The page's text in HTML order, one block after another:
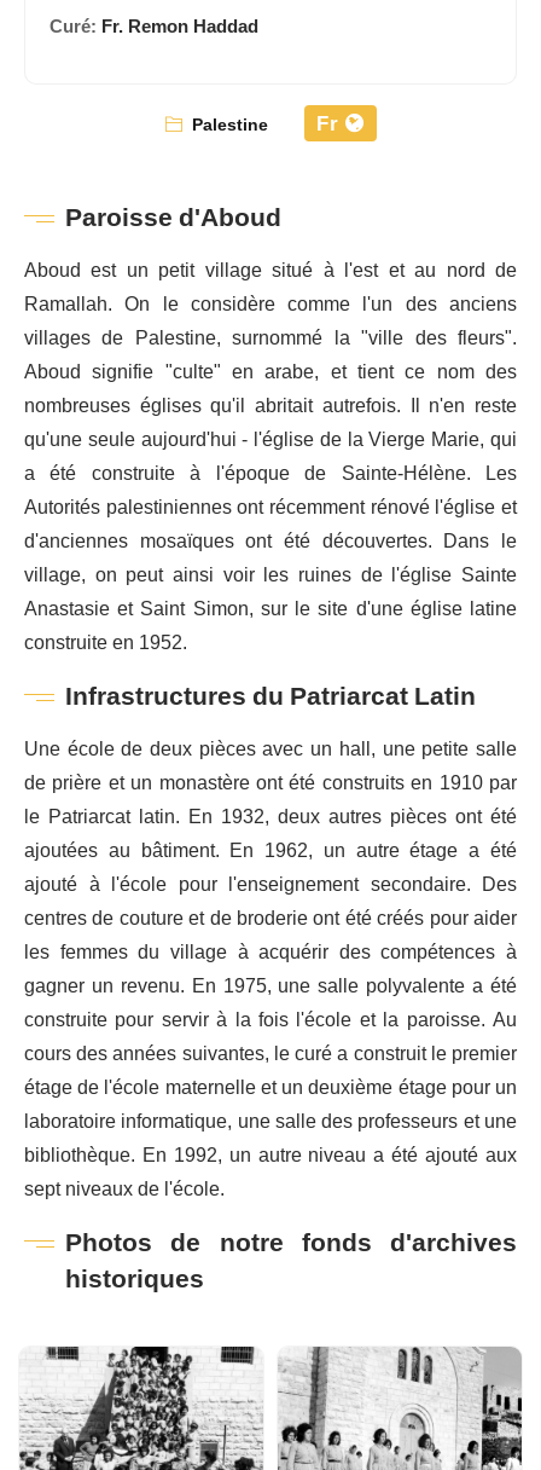
Palestine Fr
Paroisse d'Aboud
Aboud est un petit village situé à l'est et au nord de
Ramallah. On le considère comme l'un des anciens
villages de Palestine, surnommé la "ville des fleurs".
Aboud signifie "culte" en arabe, et tient ce nom des
nombreuses églises qu'il abritait autrefois. Il n'en reste
qu'une seule aujourd'hui - l'église de la Vierge Marie, qui
a été construite à l'époque de Sainte-Hélène. Les
Autorités palestiniennes ont récemment rénové l'église et
d'anciennes mosaïques ont été découvertes. Dans le
village, on peut ainsi voir les ruines de l'église Sainte
Anastasie et Saint Simon, sur le site d'une église latine
construite en 1952.
Infrastructures du Patriarcat Latin
Une école de deux pièces avec un hall, une petite salle
de prière et un monastère ont été construits en 1910 par
le Patriarcat latin. En 1932, deux autres pièces ont été
ajoutées au bâtiment. En 1962, un autre étage a été
ajouté à l'école pour l'enseignement secondaire. Des
centres de couture et de broderie ont été créés pour aider
les femmes du village à acquérir des compétences à
gagner un revenu. En 1975, une salle polyvalente a été
construite pour servir à la fois l'école et la paroisse. Au
cours des années suivantes, le curé a construit le premier
étage de l'école maternelle et un deuxième étage pour un
laboratoire informatique, une salle des professeurs et une
bibliothèque. En 1992, un autre niveau a été ajouté aux
sept niveaux de l'école.
Photos de notre fonds d'archives
historiques
Curé:Fr. Remon Haddad